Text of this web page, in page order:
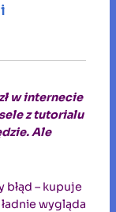
w internecie
z tutorialu
Ale
– kupuje
wygląda